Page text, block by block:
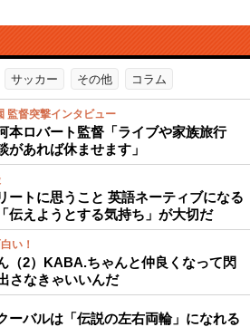
サッカー その他 コラム
監督突撃インタビュー
本ロバート監督「ライブや家族旅行
があれば休ませます」
ートに思うこと 英語ネーティブになる
伝えようとする気持ち」が大切だ
い！
（2）KABA.ちゃんと仲良くなって閃
さなきゃいいんだ
ーバルは「伝説の左右両輪」になれる